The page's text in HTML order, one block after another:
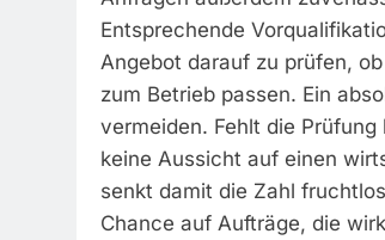
Entsprechende
Angebot darauf zu prüfen,
zum Betrieb passen. Ein
vermeiden. Fehlt die
keine Aussicht auf einen
senkt damit die Zahl
Chance auf Aufträge, die